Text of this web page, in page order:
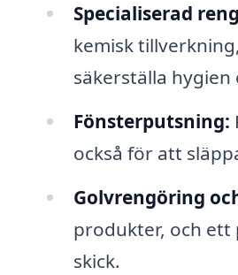
Specialiserad
kemisk
säkerställa hygien
Fönsterputsning:
också för att
Golvrengöring
produkter, och ett
skick.